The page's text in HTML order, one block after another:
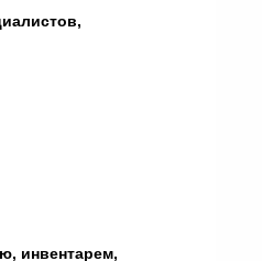
инвентарем,